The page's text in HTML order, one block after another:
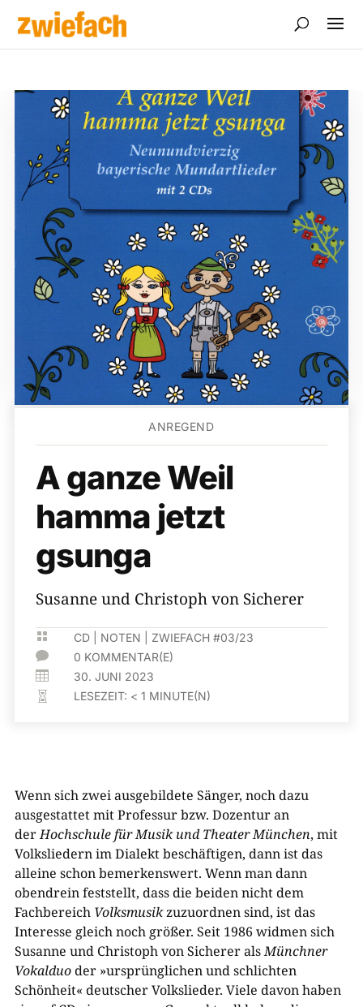
ANREGEND
A ganze Weil
hamma jetzt
gsunga
Susanne und Christoph von ­Sicherer
 CD NOTEN |ZWIEFACH #03/23
 0 KOMMENTAR(E)
 30. JUNI 2023
 LESEZEIT: < 1 MINUTE(N)
Wenn sich zwei ausgebildete Sänger, noch dazu
ausgestattet mit Professur bzw. Dozentur an
derHochschule für Musik und Theater München, mit
Volksliedern im Dialekt beschäftigen, dann ist das
alleine schon bemerkenswert. Wenn man dann
obendrein feststellt, dass die beiden nicht dem
Fachbereich Volksmusikzuzuordnen sind, ist das
Interesse gleich noch größer. Seit 1986 widmen sich
Susanne und Christoph von Sicherer alsMünchner
Vokalduoder »ursprünglichen und schlichten
Schönheit« deutscher Volkslieder. Viele davon haben